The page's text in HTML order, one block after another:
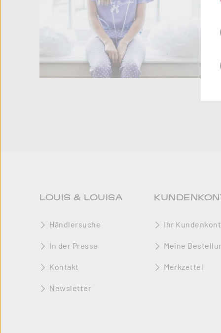
LOUIS & LOUISA
Händlersuche
In der Presse
Kontakt
Newsletter
Ihr
Meine
Merkzettel